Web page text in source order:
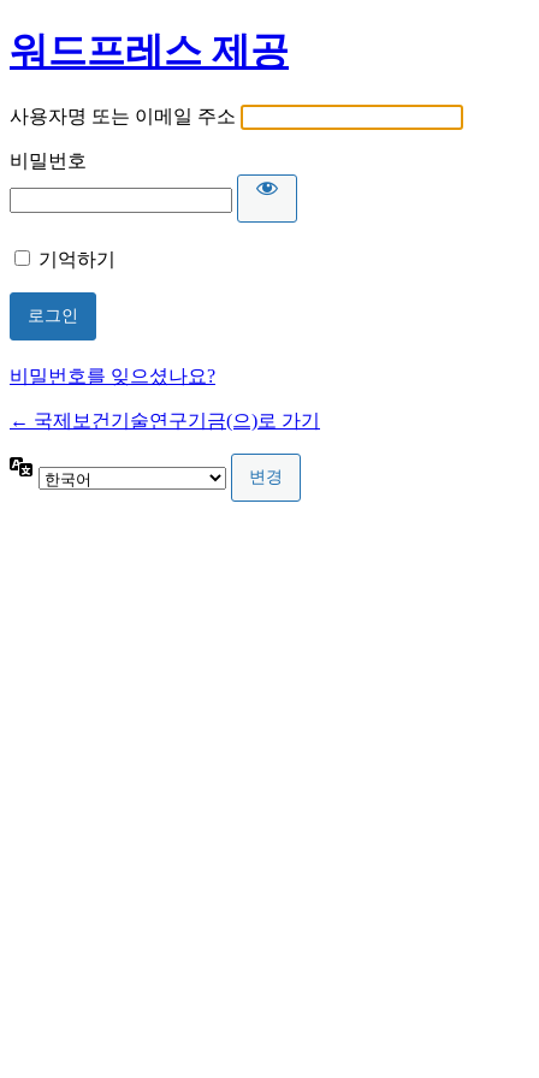
워드프레스 제공
사용자명 또는 이메일 주소
비밀번호
기억하기
비밀번호를 잊으셨나요?
← 국제보건기술연구기금(으)로 가기
언
어